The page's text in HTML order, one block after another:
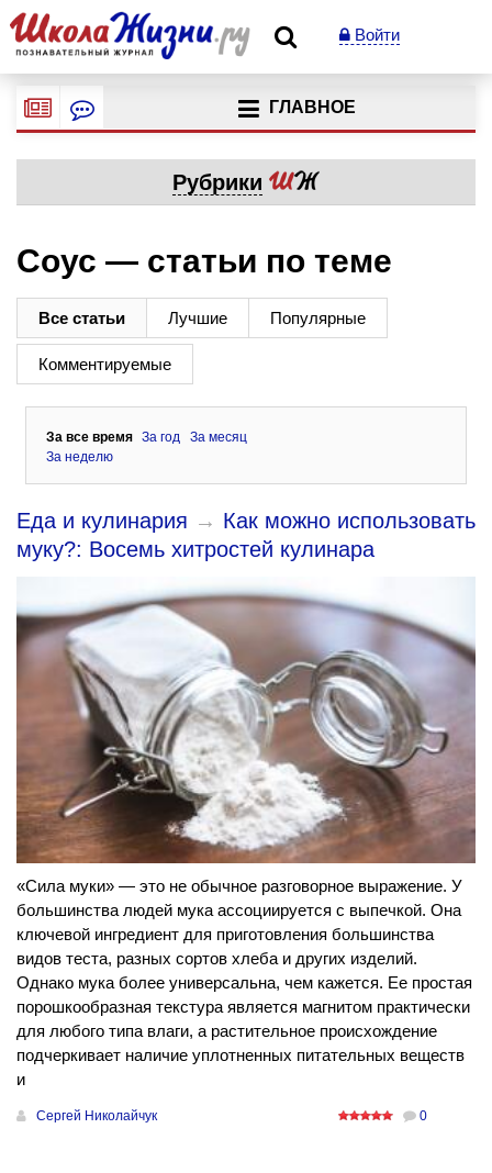
Войти
ГЛАВНОЕ
Рубрики
Соус — статьи по теме
Все статьи Лучшие Популярные
Комментируемые
За все время За год
За месяц
За неделю
Еда и кулинария → Как можно использовать
муку?: Восемь хитростей кулинара
«Сила муки» — это не обычное разговорное выражение. У
большинства людей мука ассоциируется с выпечкой. Она
ключевой ингредиент для приготовления большинства
видов теста, разных сортов хлеба и других изделий.
Однако мука более универсальна, чем кажется. Ее простая
порошкообразная текстура является магнитом практически
для любого типа влаги, а растительное происхождение
подчеркивает наличие уплотненных питательных веществ
и
Сергей Николайчук 0